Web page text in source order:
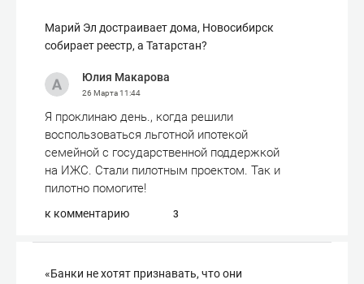
Марий Эл достраивает дома, Новосибирск
собирает реестр, а Татарстан?
Юлия Макарова
26 Марта11:44
Я проклинаю день., когда решили
воспользоваться льготной ипотекой
семейной с государственной поддержкой
на ИЖС. Стали пилотным проектом. Так и
пилотно помогите!
к комментарию 3
«Банки не хотят признавать, что они